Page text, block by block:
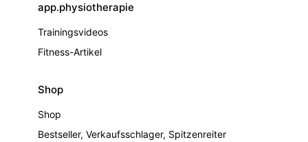
app.physiotherapie
Trainingsvideos
Fitness-Artikel
Shop
Shop
Bestseller, Verkaufsschlager, Spitzenreiter